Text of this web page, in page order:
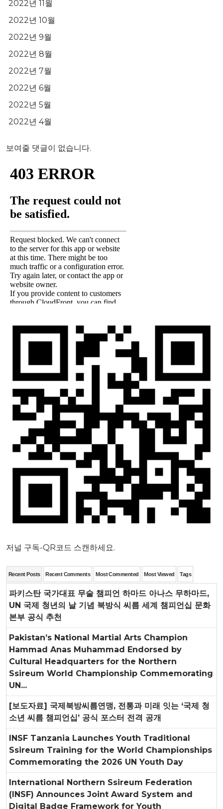
2022년 11월
2022년 10월
2022년 9월
2022년 8월
2022년 7월
2022년 6월
2022년 5월
2022년 4월
보여줄 댓글이 없습니다.
저널 구독-QR코드 스캔하세요.
Recent Posts Recent Comments Most Commented Most Viewed Tags
파키스탄 국가대표 무술 챔피언 하마드 아나스 무하마드,
UN 국제 청년의 날 기념 북방식 씨름 세계 챔피언십 문화
본부 공식 추천
Pakistan’s National Martial Arts Champion
Hammad Anas Muhammad Endorsed by
Cultural Headquarters for the Northern
Ssireum World Championship Commemorating
UN...
[보도자료] 국제북방씨름연맹, 전통과 미래 잇는 ‘국제 청
소년 씨름 챔피언십’ 공식 포스터 전격 공개
INSF Tanzania Launches Youth Traditional
Ssireum Training for the World Championships
Commemorating the 2026 UN Youth Day
International Northern Ssireum Federation
(INSF) Announces Joint Award System and
Digital Badge Framework for Youth